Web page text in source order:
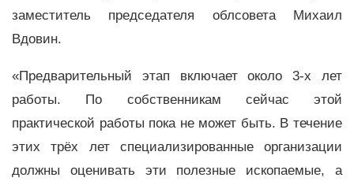
заместитель председателя облсовета Михаил
Вдовин.
«Предварительный этап включает около 3-х лет
работы. По собственникам сейчас этой
практической работы пока не может быть. В течение
этих трёх лет специализированные организации
должны оценивать эти полезные ископаемые, а